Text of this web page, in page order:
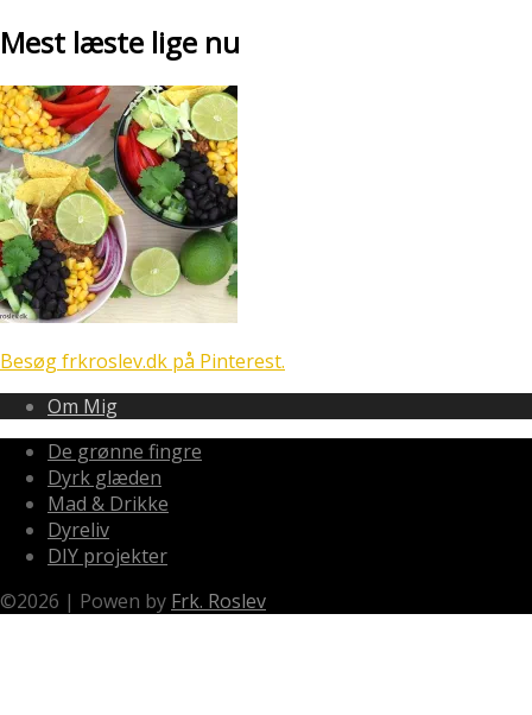
Mest læste lige nu
Besøg frkroslev.dk på Pinterest.
Om Mig
De grønne fingre
Dyrk glæden
Mad & Drikke
Dyreliv
DIY projekter
©2026 | Powen by Frk. Roslev